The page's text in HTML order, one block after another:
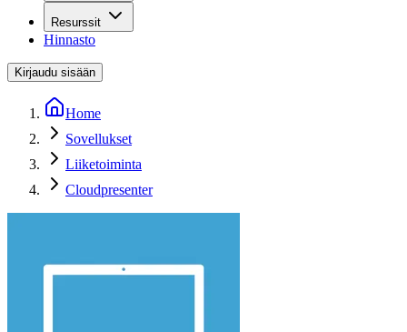
Resurssit
Hinnasto
Kirjaudu sisään
Home
Sovellukset
Liiketoiminta
Cloudpresenter